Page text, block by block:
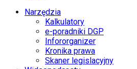
Narzędzia
Kalkulatory
e-poradniki DGP
Infororganizer
Kronika prawa
Skaner legislacyjny